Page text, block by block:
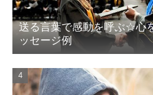
送る言葉で感動を呼ぶ☆心
ッセージ例